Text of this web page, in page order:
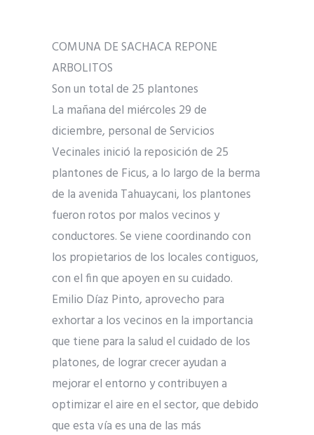
COMUNA DE SACHACA REPONE
ARBOLITOS
Son un total de 25 plantones
La mañana del miércoles 29 de
diciembre, personal de Servicios
Vecinales inició la reposición de 25
plantones de Ficus, a lo largo de la berma
de la avenida Tahuaycani, los plantones
fueron rotos por malos vecinos y
conductores. Se viene coordinando con
los propietarios de los locales contiguos,
con el fin que apoyen en su cuidado.
Emilio Díaz Pinto, aprovecho para
exhortar a los vecinos en la importancia
que tiene para la salud el cuidado de los
platones, de lograr crecer ayudan a
mejorar el entorno y contribuyen a
optimizar el aire en el sector, que debido
que esta vía es una de las más